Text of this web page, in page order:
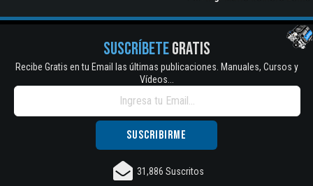
SUSCRÍBETEGRATIS
Recibe Gratis en tu Email las últimas publicaciones. Manuales, Cursos y
Vídeos...
31,886 Suscritos